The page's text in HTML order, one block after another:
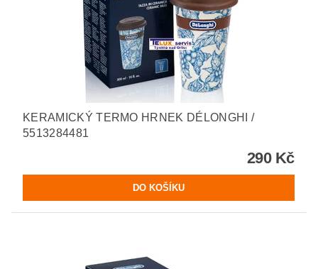
KERAMICKÝ TERMO HRNEK DÉLONGHI /
5513284481
290 Kč